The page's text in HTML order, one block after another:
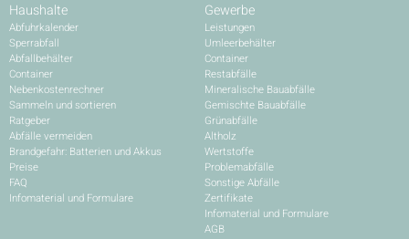
Haushalte
Abfuhrkalender
Sperrabfall
Abfallbehälter
Container
Nebenkostenrechner
Sammeln und sortieren
Ratgeber
Abfälle vermeiden
Brandgefahr: Batterien und Akkus
Preise
FAQ
Infomaterial und Formulare
Gewerbe
Leistungen
Umleerbehälter
Container
Restabfälle
Mineralische Bauabfälle
Gemischte Bauabfälle
Grünabfälle
Altholz
Wertstoffe
Problemabfälle
Sonstige Abfälle
Zertifikate
Infomaterial und Formulare
AGB